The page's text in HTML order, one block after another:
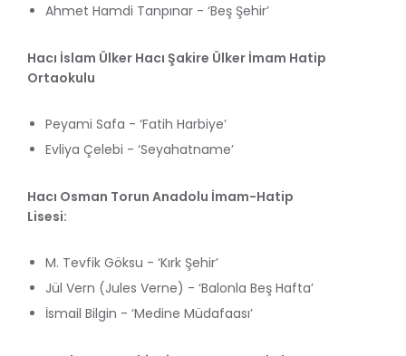
Ahmet Hamdi Tanpınar - ‘Beş Şehir’
Hacı İslam Ülker Hacı Şakire Ülker İmam Hatip
Ortaokulu
Peyami Safa - ‘Fatih Harbiye’
Evliya Çelebi - ‘Seyahatname’
Hacı Osman Torun Anadolu İmam-Hatip
Lisesi:
M. Tevfik Göksu - ‘Kırk Şehir’
Jül Vern (Jules Verne) - ‘Balonla Beş Hafta’
İsmail Bilgin - ‘Medine Müdafaası’